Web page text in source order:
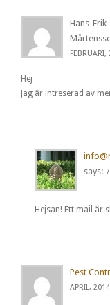
Hans-Erik
FEBRUARI,
Hej
Jag är intreserad av
says:
Hejsan! Ett mail är
Pest
APRIL, 2014